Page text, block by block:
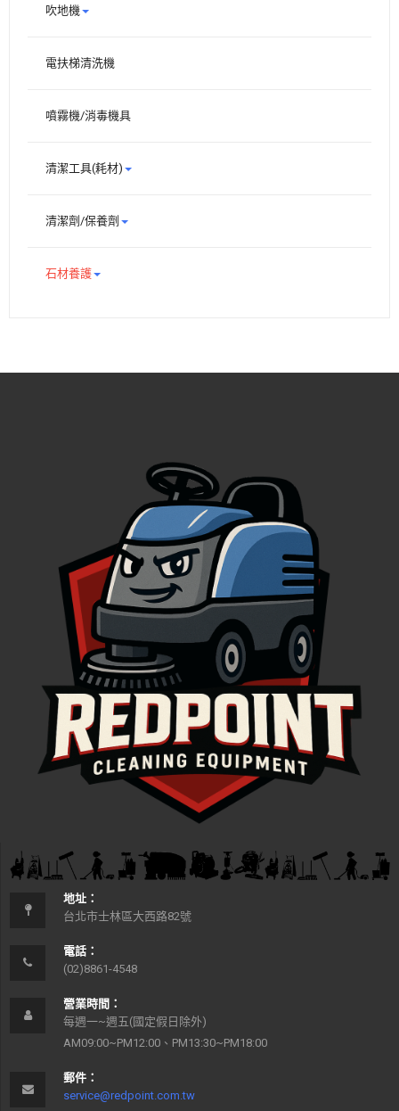
吹地機
電扶梯清洗機
噴霧機/消毒機具
清潔工具(耗材)
清潔劑/保養劑
石材養護
地址：
台北市士林區大西路82號
電話：
(02)8861-4548
營業時間：
每週一~週五(國定假日除外)
AM09:00~PM12:00、PM13:30~PM18:00
郵件：
service@redpoint.com.tw